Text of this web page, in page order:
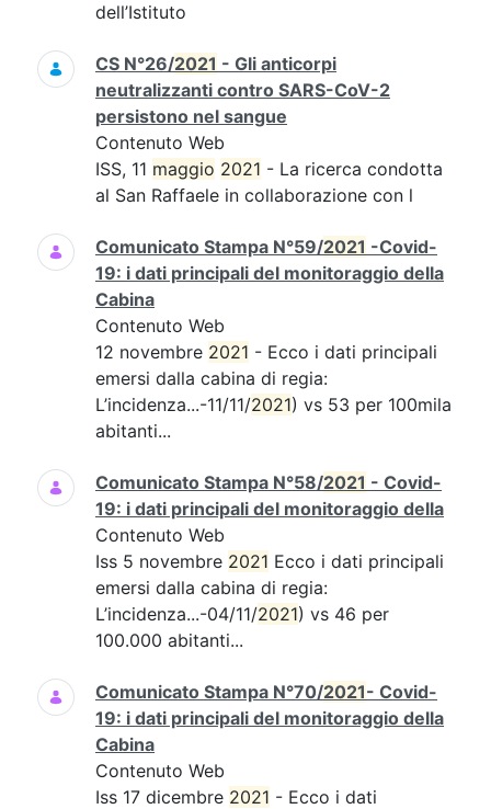
dell’Istituto
CS N°26/2021 - Gli anticorpi
neutralizzanti contro SARS-CoV-2
persistono nel sangue
Contenuto Web
ISS, 11 maggio 2021 - La ricerca condotta
al San Raffaele in collaborazione con l
Comunicato Stampa N°59/2021 -Covid-
19: i dati principali del monitoraggio della
Cabina
Contenuto Web
12 novembre 2021 - Ecco i dati principali
emersi dalla cabina di regia:
L’incidenza...-11/11/2021) vs 53 per 100mila
abitanti...
Comunicato Stampa N°58/2021 - Covid-
19: i dati principali del monitoraggio della
Contenuto Web
Iss 5 novembre 2021 Ecco i dati principali
emersi dalla cabina di regia:
L’incidenza...-04/11/2021) vs 46 per
100.000 abitanti...
Comunicato Stampa N°70/2021- Covid-
19: i dati principali del monitoraggio della
Cabina
Contenuto Web
Iss 17 dicembre 2021 - Ecco i dati